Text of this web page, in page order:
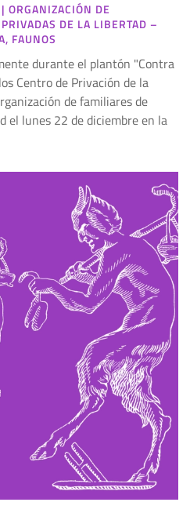
| ORGANIZACIÓN DE
DE LA LIBERTAD –
, FAUNOS
durante el plantón "Contra
Centro de Privación de la
de familiares de
el lunes 22 de diciembre en la